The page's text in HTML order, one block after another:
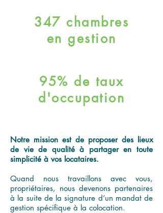
347 chambres
en gestion
95% de taux
d'occupation
Notre mission est de proposer des lieux
de vie de qualité à partager en toute
simplicité à vos locataires.
Quand nous travaillons avec vous,
propriétaires, nous devenons partenaires
à la suite de la signature d’un mandat de
gestion spécifique à la colocation.